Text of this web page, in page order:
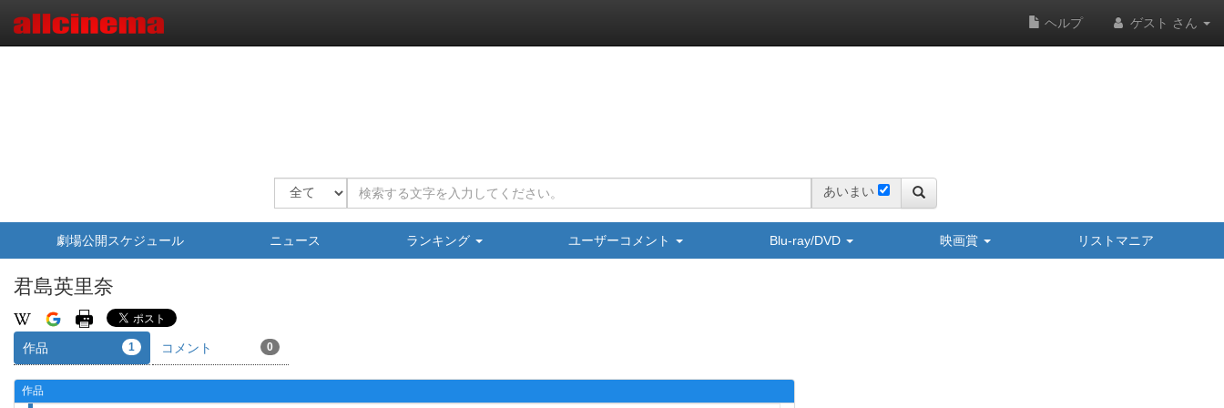
ヘルプ ゲスト さん
あいまい
劇場公開スケジュール ニュース ランキング ユーザーコメント Blu-ray/DVD 映画賞 リストマニア
君島英里奈
作品 1 コメント 0
作品